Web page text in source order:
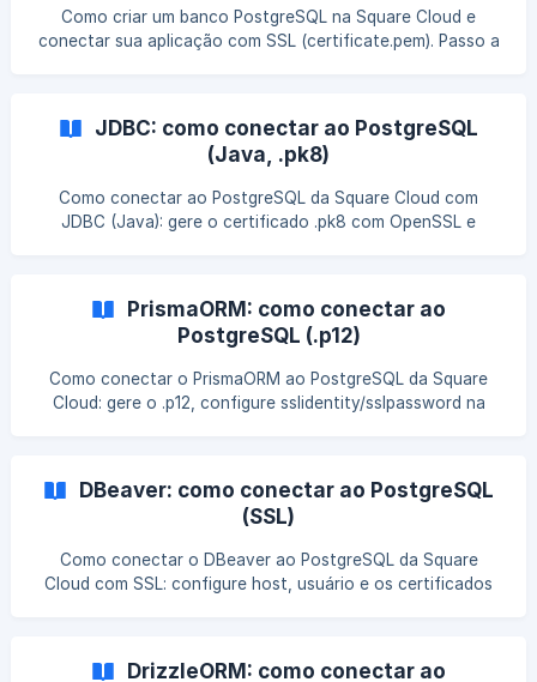
Como criar um banco PostgreSQL na Square Cloud e
conectar sua aplicação com SSL (certificate.pem). Passo a
JDBC: como conectar ao PostgreSQL
(Java, .pk8)
Como conectar ao PostgreSQL da Square Cloud com
JDBC (Java): gere o certificado .pk8 com OpenSSL e
PrismaORM: como conectar ao
PostgreSQL (.p12)
Como conectar o PrismaORM ao PostgreSQL da Square
Cloud: gere o .p12, configure sslidentity/sslpassword na
DBeaver: como conectar ao PostgreSQL
(SSL)
Como conectar o DBeaver ao PostgreSQL da Square
Cloud com SSL: configure host, usuário e os certificados
DrizzleORM: como conectar ao